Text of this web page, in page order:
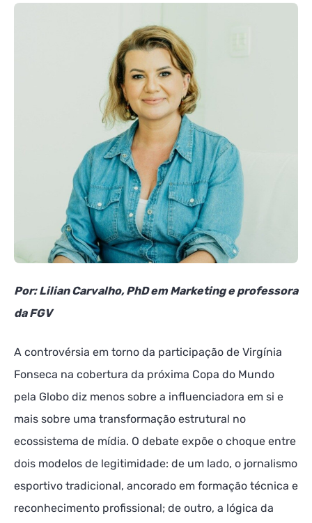
Por: Lilian Carvalho, PhD em Marketing e professora
da FGV
A controvérsia em torno da participação de Virgínia
Fonseca na cobertura da próxima Copa do Mundo
pela Globo diz menos sobre a influenciadora em si e
mais sobre uma transformação estrutural no
ecossistema de mídia. O debate expõe o choque entre
dois modelos de legitimidade: de um lado, o jornalismo
esportivo tradicional, ancorado em formação técnica e
reconhecimento profissional; de outro, a lógica da